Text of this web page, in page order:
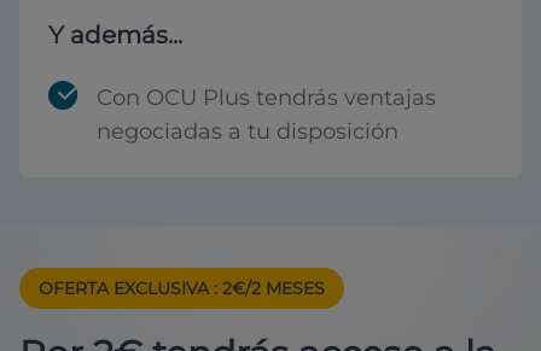
Y además...
Con OCU Plus tendrás ventajas
negociadas a tu disposición
OFERTA EXCLUSIVA : 2€/2 MESES